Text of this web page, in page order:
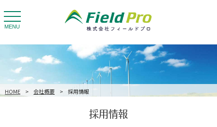
toggle
navigation
MENU
HOME > 会社概要 > 採用情報
採用情報